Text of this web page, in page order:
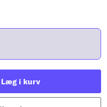
Læg i kurv